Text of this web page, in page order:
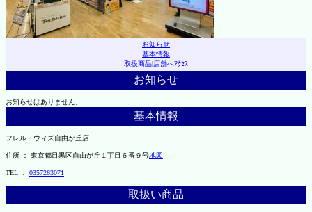
お知らせ
基本情報
取扱商品|店舗へｱｸｾｽ
お知らせ
お知らせはありません。
基本情報
フレル・ウィズ自由が丘店
住所 ： 東京都目黒区自由が丘１丁目６番９号地図
TEL ： 0357263071
取扱い商品